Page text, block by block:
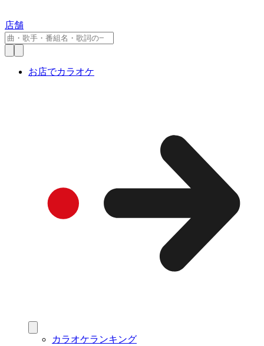
店舗
お店でカラオケ
カラオケランキング